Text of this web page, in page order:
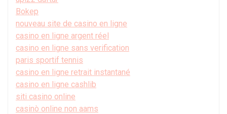
Bokep
nouveau site de casino en ligne
casino en ligne argent réel
casino en ligne sans verification
paris sportif tennis
casino en ligne retrait instantané
casino en ligne cashlib
siti casino online
casinò online non aams